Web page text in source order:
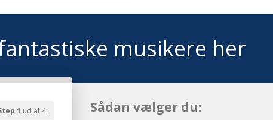
musikere her
1 ud af 4 Sådan vælger du: